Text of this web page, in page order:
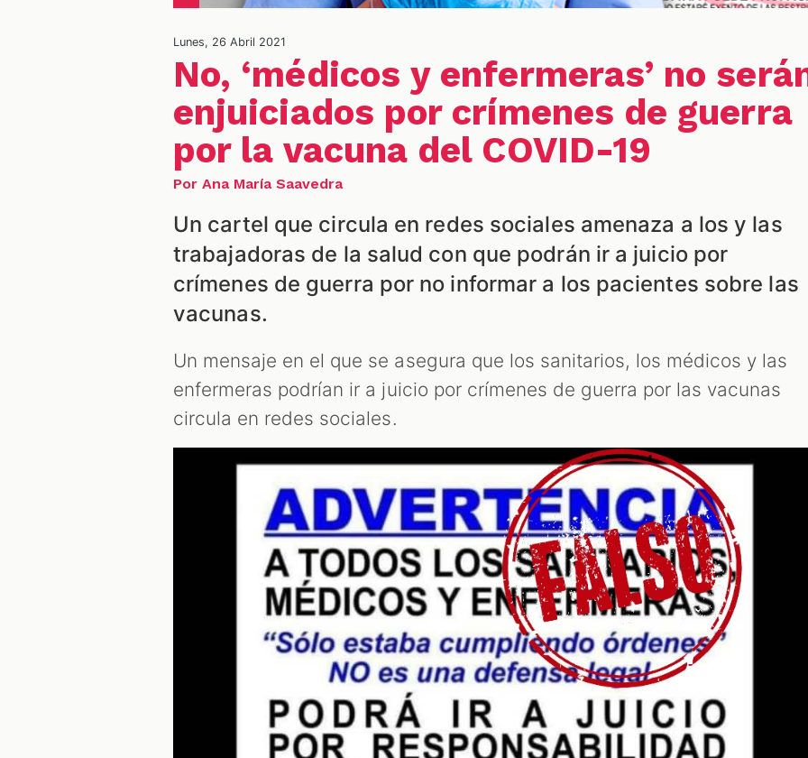
Lunes, 26 Abril 2021
No, ‘médicos y enfermeras’ no
enjuiciados por crímenes de guerra
por la vacuna del COVID-19
Por Ana María Saavedra
Un cartel que circula en redes sociales amenaza a los y las
trabajadoras de la salud con que podrán ir a juicio por
crímenes de guerra por no informar a los pacientes sobre las
vacunas.
Un mensaje en el que se asegura que los sanitarios, los médicos y las
enfermeras podrían ir a juicio por crímenes de guerra por las vacunas
circula en redes sociales.